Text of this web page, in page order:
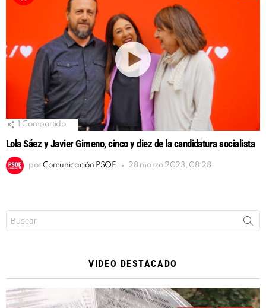
Compartido
Lola Sáez y Javier Gimeno, cinco y diez de la candidatura socialista
por Comunicación PSOE 28 marzo 2023, 08:28
VIDEO DESTACADO
Reproductor
de